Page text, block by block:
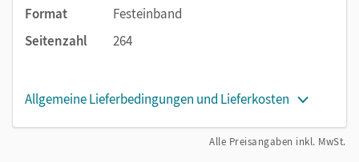
Format
Festeinband
Seitenzahl
264
Allgemeine Lieferbedingungen und Lieferkosten
Alle Preisangaben inkl. MwSt.